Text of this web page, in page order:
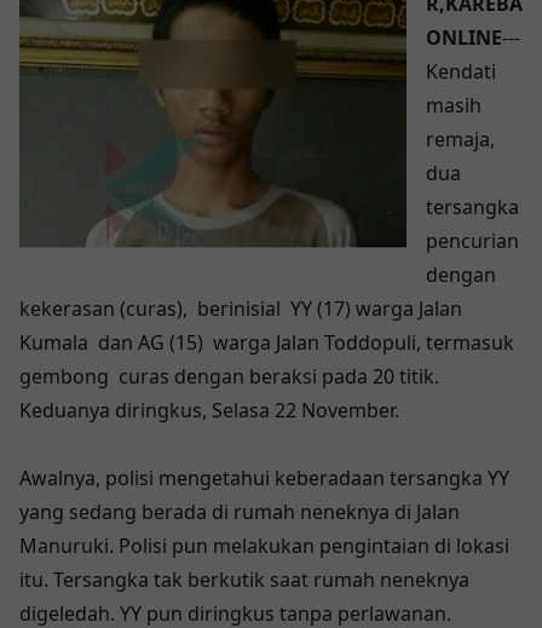
ONLINE---
Kendati
masih
remaja,
dua
tersangka
pencurian
dengan
kekerasan (curas), berinisial YY (17) warga Jalan
Kumala dan AG (15) warga Jalan Toddopuli, termasuk
gembong curas dengan beraksi pada 20 titik.
Keduanya diringkus, Selasa 22 November.
Awalnya, polisi mengetahui keberadaan tersangka YY
yang sedang berada di rumah neneknya di Jalan
Manuruki. Polisi pun melakukan pengintaian di lokasi
itu. Tersangka tak berkutik saat rumah neneknya
digeledah. YY pun diringkus tanpa perlawanan.